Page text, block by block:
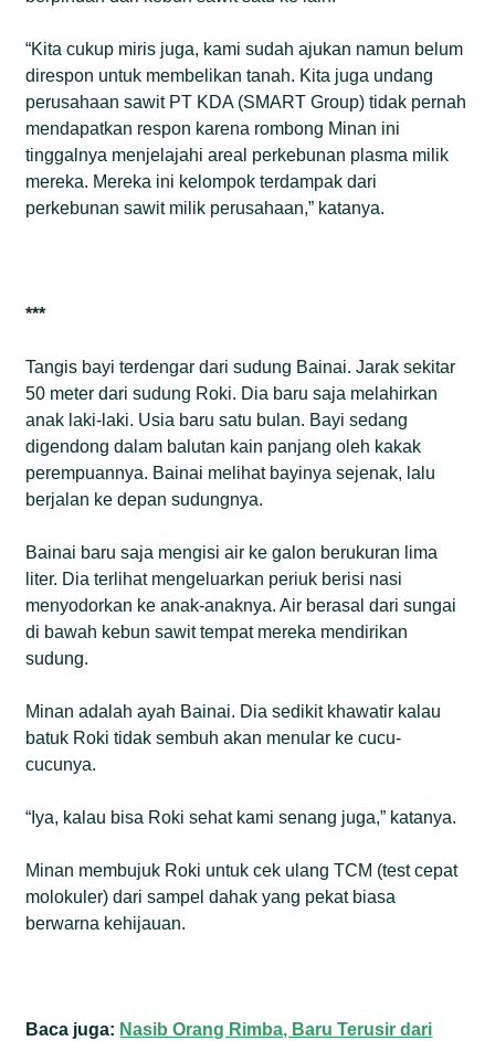
“Kita cukup miris juga, kami sudah ajukan namun belum
direspon untuk membelikan tanah. Kita juga undang
perusahaan sawit PT KDA (SMART Group) tidak pernah
mendapatkan respon karena rombong Minan ini
tinggalnya menjelajahi areal perkebunan plasma milik
mereka. Mereka ini kelompok terdampak dari
perkebunan sawit milik perusahaan,” katanya.
***
Tangis bayi terdengar dari sudung Bainai. Jarak sekitar
50 meter dari sudung Roki. Dia baru saja melahirkan
anak laki-laki. Usia baru satu bulan. Bayi sedang
digendong dalam balutan kain panjang oleh kakak
perempuannya. Bainai melihat bayinya sejenak, lalu
berjalan ke depan sudungnya.
Bainai baru saja mengisi air ke galon berukuran lima
liter. Dia terlihat mengeluarkan periuk berisi nasi
menyodorkan ke anak-anaknya. Air berasal dari sungai
di bawah kebun sawit tempat mereka mendirikan
sudung.
Minan adalah ayah Bainai. Dia sedikit khawatir kalau
batuk Roki tidak sembuh akan menular ke cucu-
cucunya.
“Iya, kalau bisa Roki sehat kami senang juga,” katanya.
Minan membujuk Roki untuk cek ulang TCM (test cepat
molokuler) dari sampel dahak yang pekat biasa
berwarna kehijauan.
Baca juga: Nasib Orang Rimba, Baru Terusir dari